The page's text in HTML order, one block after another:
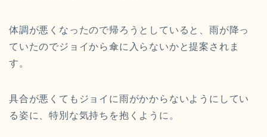
体調が悪くなったので帰ろうとしていると、雨が降っ
ていたのでジョイから傘に入らないかと提案されま
す。
具合が悪くてもジョイに雨がかからないようにしてい
る姿に、特別な気持ちを抱くように。